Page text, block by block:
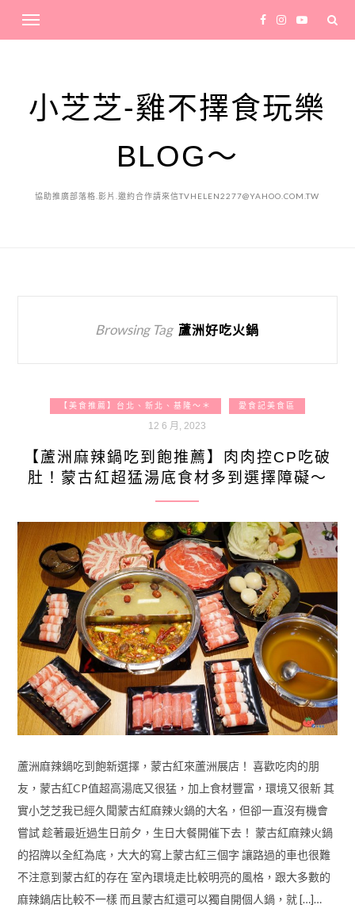
小芝芝-雞不擇食玩樂
BLOG～
協助推廣部落格.影片.邀約合作請來信TVHELEN2277@YAHOO.COM.TW
Browsing Tag 蘆洲好吃火鍋
【美食推薦】台北、新北、基隆～＊ 愛食記美食區
12 6 月, 2023
【蘆洲麻辣鍋吃到飽推薦】肉肉控CP吃破
肚！蒙古紅超猛湯底食材多到選擇障礙～
蘆洲麻辣鍋吃到飽新選擇，蒙古紅來蘆洲展店！ 喜歡吃肉的朋
友，蒙古紅CP值超高湯底又很猛，加上食材豐富，環境又很新 其
實小芝芝我已經久聞蒙古紅麻辣火鍋的大名，但卻一直沒有機會
嘗試 趁著最近過生日前夕，生日大餐開催下去！ 蒙古紅麻辣火鍋
的招牌以全紅為底，大大的寫上蒙古紅三個字 讓路過的車也很難
不注意到蒙古紅的存在 室內環境走比較明亮的風格，跟大多數的
麻辣鍋店比較不一樣 而且蒙古紅還可以獨自開個人鍋，就 […]…